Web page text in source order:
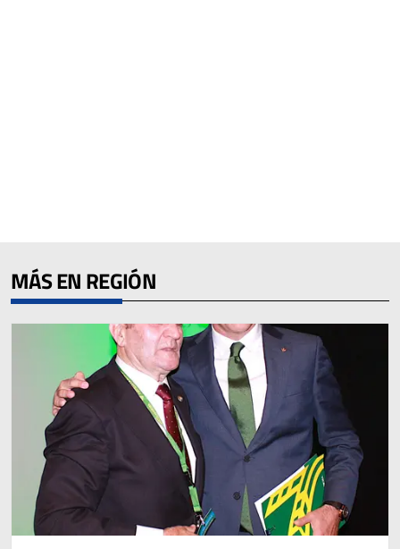
MÁS EN REGIÓN